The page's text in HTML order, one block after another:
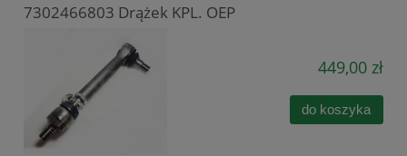
7302466803 Drążek KPL. OEP
449,00 zł
do koszyka